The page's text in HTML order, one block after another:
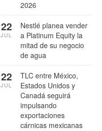
2026
Nestlé planea vender
a Platinum Equity la
mitad de su negocio
de agua
22
JUL
TLC entre México,
Estados Unidos y
Canadá seguirá
impulsando
exportaciones
cárnicas mexicanas
22
JUL